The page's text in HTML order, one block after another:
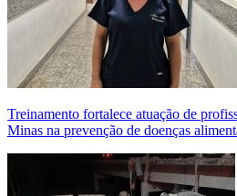
Treinamento fortalece atuação de
Minas na prevenção de doenças